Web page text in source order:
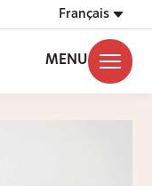
Français
MENU